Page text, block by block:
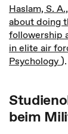
Haslam, S.
about doing
followership
in elite air
Psychology).
beim